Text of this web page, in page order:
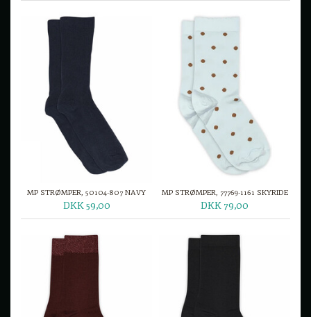
MP STRØMPER, 50104-807 NAVY
DKK 59,00
MP STRØMPER, 77769-1161 SKYRIDE
DKK 79,00